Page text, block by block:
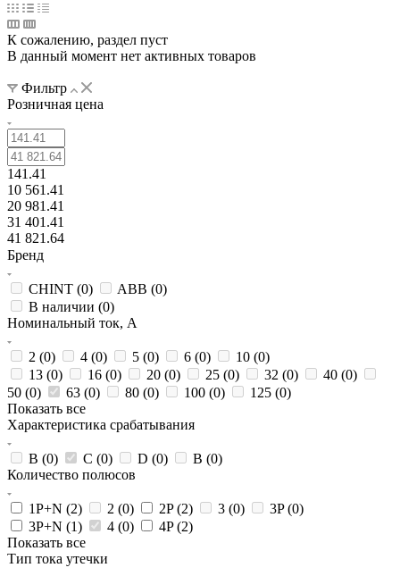
К сожалению, раздел пуст
В данный момент нет активных товаров
Фильтр
Розничная цена
141.41
10 561.41
20 981.41
31 401.41
41 821.64
Бренд
CHINT (0) ABB (0)
В наличии (0)
Номинальный ток, А
2 (0) 4 (0) 5 (0) 6 (0) 10 (0)
13 (0) 16 (0) 20 (0) 25 (0) 32 (0) 40 (0)
50 (0) 63 (0) 80 (0) 100 (0) 125 (0)
Показать все
Характеристика срабатывания
B (0) C (0) D (0) В (0)
Количество полюсов
1P+N (2) 2 (0) 2P (2) 3 (0) 3P (0)
3P+N (1) 4 (0) 4P (2)
Показать все
Тип тока утечки